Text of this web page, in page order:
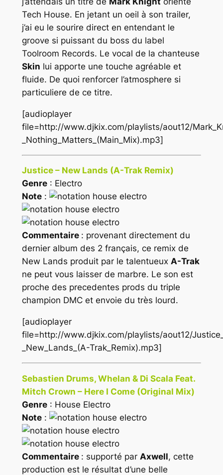
Tech House. En jetant un oeil à son trailer,
j’ai eu le sourire direct en entendant le
groove si puissant du boss du label
Toolroom Records. Le vocal de la chanteuse
Skin lui apporte une touche agréable et
fluide. De quoi renforcer l’atmosphere si
particuliere de ce titre.
[audioplayer
file=http://www.djkix.com/playlists/aout12/
_Nothing_Matters_(Main_Mix).mp3]
Justice – New Lands (A-Trak Remix)
Genre: Electro
Note:
Commentaire : provenant directement du
dernier album des 2 français, ce remix de
New Lands produit par le talentueux A-Trak
ne peut vous laisser de marbre. Le son est
proche des precedentes prods du triple
champion DMC et envoie du très lourd.
[audioplayer
file=http://www.djkix.com/playlists/aout12/
_New_Lands_(A-Trak_Remix).mp3]
Sebastien Drums, Whelan & Di Scala Feat.
Mitch Crown – Here I Come (Original Mix)
Genre: House Electro
Note:
Commentaire : supporté par Axwell, cette
production est le résultat d’une belle